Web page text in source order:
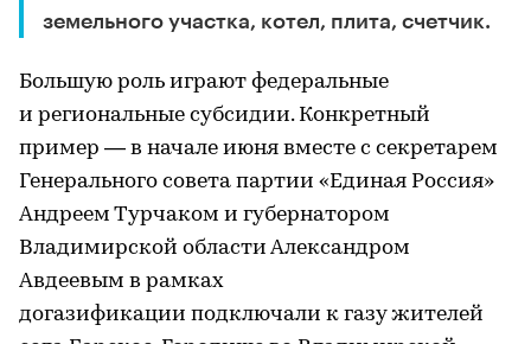
земельного участка, котел, плита, счетчик.
Большую роль играют федеральные
и региональные субсидии. Конкретный
пример — в начале июня вместе с секретарем
Генерального совета партии «Единая Россия»
Андреем Турчаком и губернатором
Владимирской области Александром
Авдеевым в рамках
догазификации подключали к газу жителей